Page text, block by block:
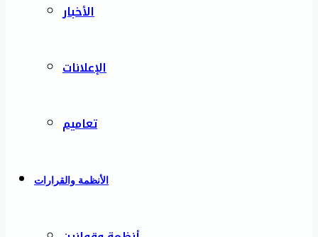
الأخبار
الإعلانات
تعاميم
الأنظمة والقرارات